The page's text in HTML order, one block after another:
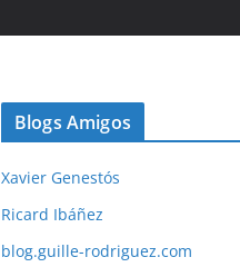
Blogs Amigos
Xavier Genestós
Ricard Ibáñez
blog.guille-rodriguez.com